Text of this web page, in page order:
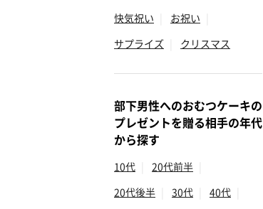
快気祝い
お祝い
サプライズ
クリスマス
部下男性へのおむつケーキの
プレゼントを贈る相手の年代
から探す
10代 20代前半
20代後半
30代 40代